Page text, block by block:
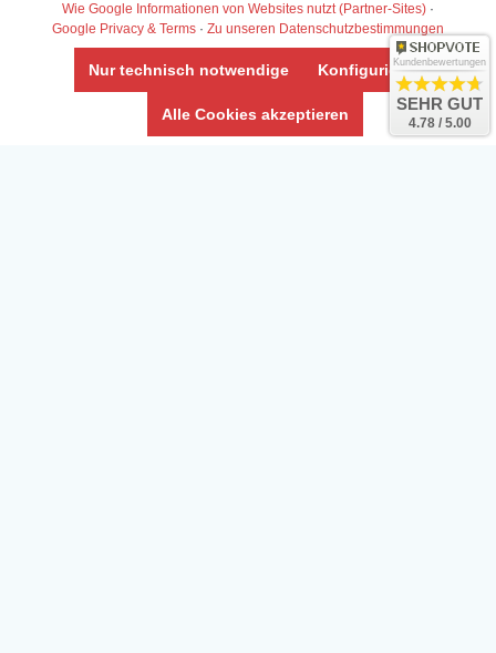
Wie Google Informationen von Websites nutzt (Partner-Sites) ·
Google Privacy & Terms · Zu unseren Datenschutzbestimmungen
Nur technisch notwendige Konfigurieren
Alle Cookies akzeptieren
Kundenbewertungen
SEHR GUT
4.78 / 5.00